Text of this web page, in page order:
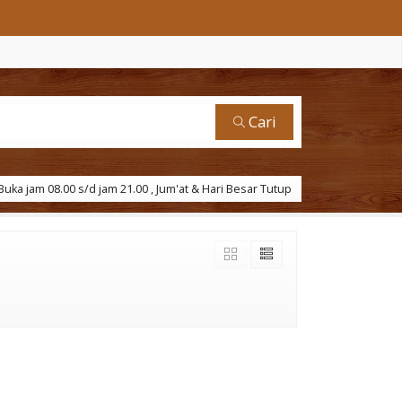
Cari
jam 08.00 s/d jam 21.00 , Jum'at & Hari Besar Tutup